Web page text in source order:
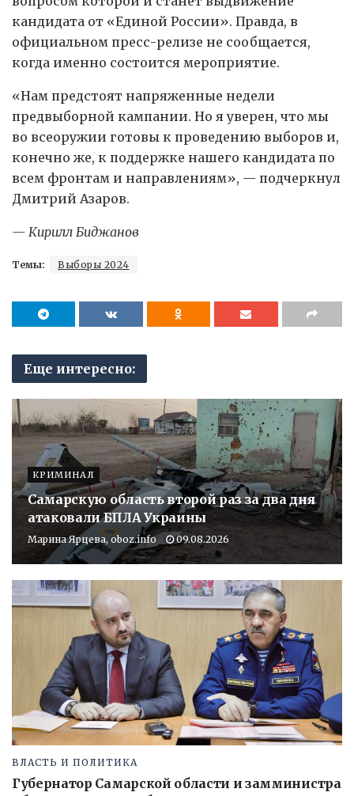
кандидата от «Единой России». Правда, в
официальном пресс-релизе не сообщается,
когда именно состоится мероприятие.
«Нам предстоят напряженные недели
предвыборной кампании. Но я уверен, что мы
во всеоружии готовы к проведению выборов и,
конечно же, к поддержке нашего кандидата по
всем фронтам и направлениям», — подчеркнул
Дмитрий Азаров.
— Кирилл Биджанов
Темы: Выборы 2024
Еще интересно:
КРИМИНАЛ
Самарскую область второй раз за два дня
атаковали БПЛА Украины
Марина Ярцева, oboz.info 09.08.2026
ВЛАСТЬ И ПОЛИТИКА
Губернатор Самарской области и замминистра